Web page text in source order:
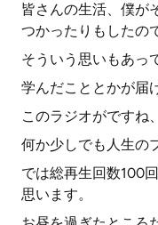
皆さんの生活、僕が
つかったりもしたの
そういう思いもあっ
学んだこととかが届
このラジオがですね
何か少しでも人生の
では総再生回数100
思います。